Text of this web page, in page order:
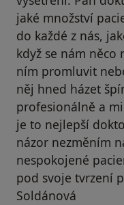
jaké množství
do každé z nás,
když se nám
ním promluvit
něj hned házet
profesionálně a
je to nejlepší
názor nezměním
nespokojené
pod svoje tvrzení
Soldánová